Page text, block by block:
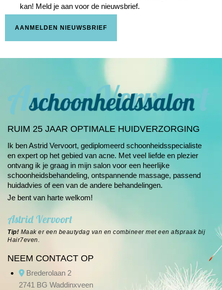
kan! Meld je aan voor de nieuwsbrief.
AANMELDEN NIEUWSBRIEF
RUIM 25 JAAR OPTIMALE HUIDVERZORGING
Ik ben Astrid Vervoort, gediplomeerd schoonheids­specialiste
en expert op het gebied van acne. Met veel liefde en plezier
ontvang ik je graag in mijn salon voor een heerlijke
schoonheids­behandeling, ontspannende massage, passend
huidadvies of een van de andere behandelingen.
Je bent van harte welkom!
Astrid Vervoort
Tip! Maak er een beautydag van en combineer met een afspraak bij
Hair7even
NEEM CONTACT OP
Brederolaan 2
2741 BG Waddinxveen